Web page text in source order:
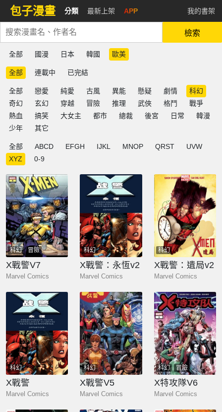
包子漫畫 分類 最新上架 APP 我的書架
檢索
全部 國漫 日本 韓國 歐美
全部 連載中 已完結
全部 戀愛 純愛 古風 異能 懸疑 劇情
科幻
奇幻
玄幻 穿越 冒險 推理 武俠 格鬥
戰爭
熱血
搞笑 大女主 都市 總裁 後宮 日常
韓漫
少年
其它
全部 ABCD EFGH IJKL MNOP QRST
UVW
XYZ
0-9
科幻 冒險
X戰警V7
Marvel Comics
科幻
X戰警：永恆v2
Marvel Comics
科幻
X戰警：遺局v2
Marvel Comics
科幻
X戰警
Marvel Comics
科幻
X戰警V5
Marvel Comics
科幻 冒險
X特攻隊V6
Marvel Comics